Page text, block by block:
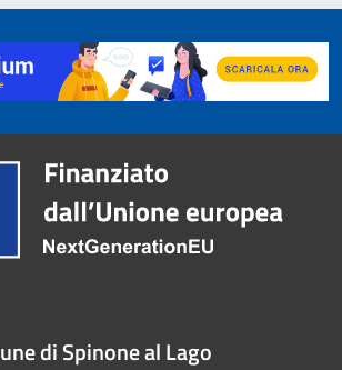
di Spinone al Lago